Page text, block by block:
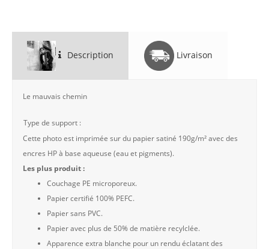
Description Livraison
Le mauvais chemin
Type de support :
Cette photo est imprimée sur du papier satiné 190g/m² avec des
encres HP à base aqueuse (eau et pigments).
Les plus produit :
Couchage PE microporeux.
Papier certifié 100% PEFC.
Papier sans PVC.
Papier avec plus de 50% de matière recylclée.
Apparence extra blanche pour un rendu éclatant des